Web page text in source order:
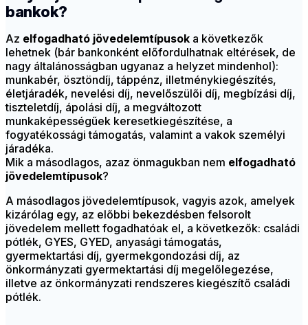
bankok?
Az elfogadható jövedelemtípusok a következők
lehetnek (bár bankonként előfordulhatnak eltérések, de
nagy általánosságban ugyanaz a helyzet mindenhol):
munkabér, ösztöndíj, táppénz, illetménykiegészítés,
életjáradék, nevelési díj, nevelőszülői díj, megbízási díj,
tiszteletdíj, ápolási díj, a megváltozott
munkaképességűek keresetkiegészítése, a
fogyatékossági támogatás, valamint a vakok személyi
járadéka.
Mik a másodlagos, azaz önmagukban nem elfogadható
jövedelemtípusok?
A másodlagos jövedelemtípusok, vagyis azok, amelyek
kizárólag egy, az előbbi bekezdésben felsorolt
jövedelem mellett fogadhatóak el, a következők: családi
pótlék, GYES, GYED, anyasági támogatás,
gyermektartási díj, gyermekgondozási díj, az
önkormányzati gyermektartási díj megelőlegezése,
illetve az önkormányzati rendszeres kiegészítő családi
pótlék.